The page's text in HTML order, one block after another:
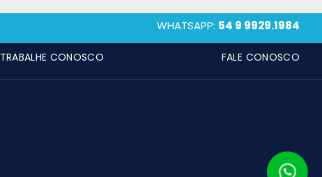
WHATSAPP: 54 9 9929.1984
TRABALHE CONOSCO FALE CONOSCO